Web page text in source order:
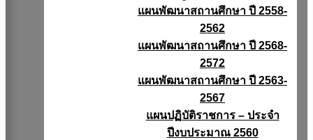
แผนพัฒนาสถานศึกษา ปี 2558-
2562
แผนพัฒนาสถานศึกษา ปี 2568-
2572
แผนพัฒนาสถานศึกษา ปี 2563-
2567
แผนปฏิบัติราชการ – ประจำ
ปีงบประมาณ 2560